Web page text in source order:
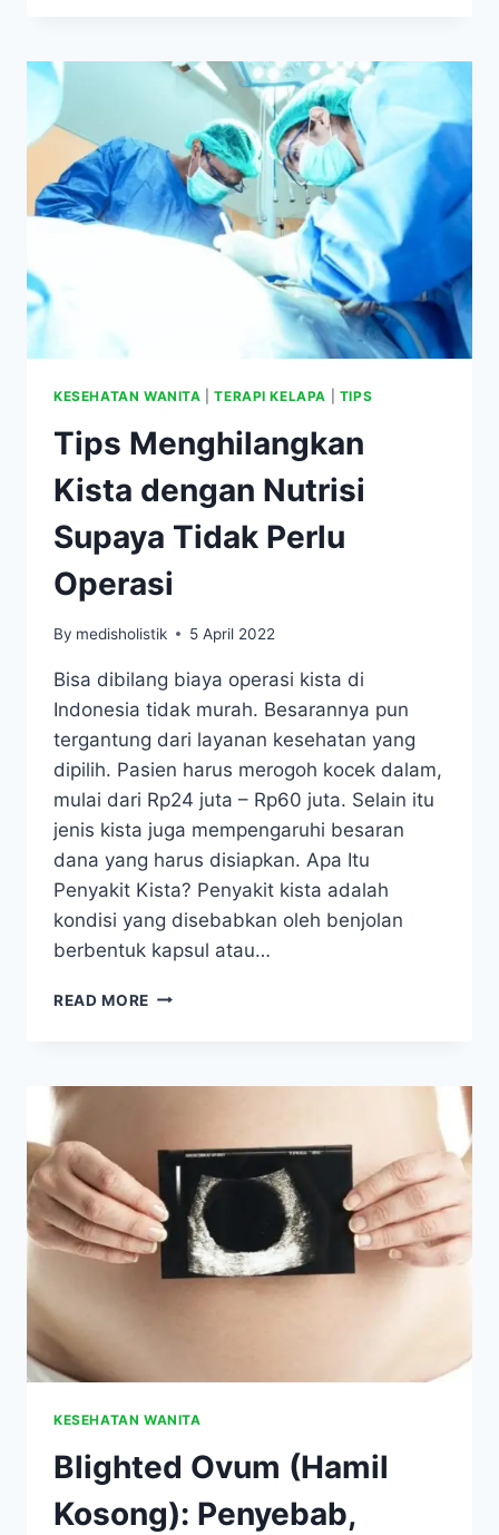
DAN
YANG
DIHINDARI
OLEH
PENDERITA
MIOM
KESEHATAN WANITA |TERAPI KELAPA TIPS
Tips Menghilangkan
Kista dengan Nutrisi
Supaya Tidak Perlu
Operasi
By medisholistik 5 April 2022
Bisa dibilang biaya operasi kista di
Indonesia tidak murah. Besarannya pun
tergantung dari layanan kesehatan yang
dipilih. Pasien harus merogoh kocek dalam,
mulai dari Rp24 juta – Rp60 juta. Selain itu
jenis kista juga mempengaruhi besaran
dana yang harus disiapkan. Apa Itu
Penyakit Kista? Penyakit kista adalah
kondisi yang disebabkan oleh benjolan
berbentuk kapsul atau…
READ MORE TIPS
NUTRISI
PERLU
OPERASI
KESEHATAN WANITA
Blighted Ovum (Hamil
Kosong): Penyebab,